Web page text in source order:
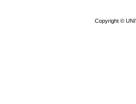
Copyright ©